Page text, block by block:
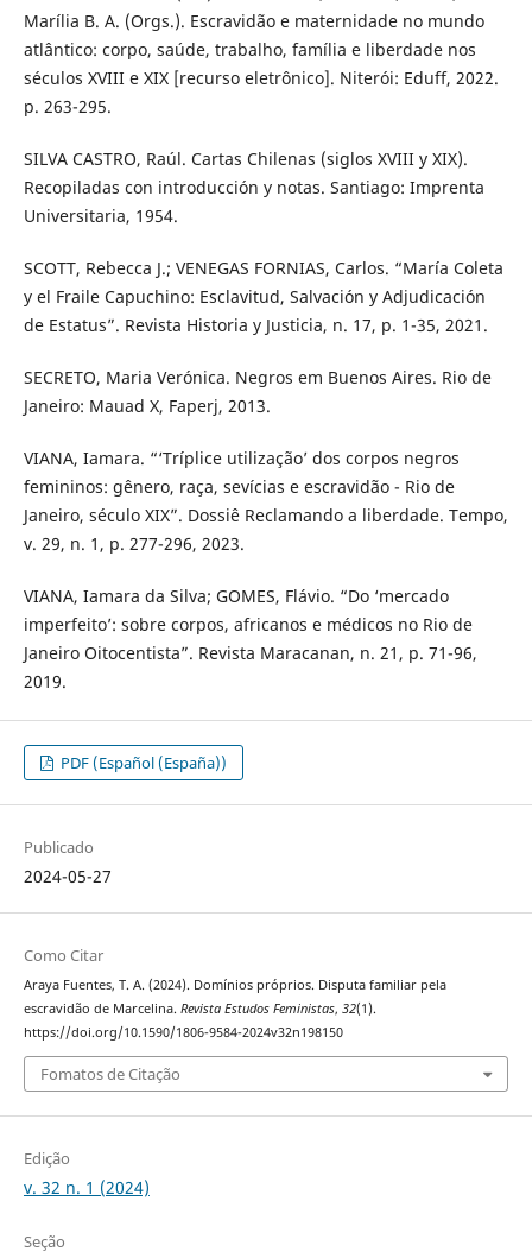
Marília B. A. (Orgs.). Escravidão e maternidade no mundo
atlântico: corpo, saúde, trabalho, família e liberdade nos
séculos XVIII e XIX [recurso eletrônico]. Niterói: Eduff, 2022.
p. 263-295.
SILVA CASTRO, Raúl. Cartas Chilenas (siglos XVIII y XIX).
Recopiladas con introducción y notas. Santiago: Imprenta
Universitaria, 1954.
SCOTT, Rebecca J.; VENEGAS FORNIAS, Carlos. “María Coleta
y el Fraile Capuchino: Esclavitud, Salvación y Adjudicación
de Estatus”. Revista Historia y Justicia, n. 17, p. 1-35, 2021.
SECRETO, Maria Verónica. Negros em Buenos Aires. Rio de
Janeiro: Mauad X, Faperj, 2013.
VIANA, Iamara. “‘Tríplice utilização’ dos corpos negros
femininos: gênero, raça, sevícias e escravidão - Rio de
Janeiro, século XIX”. Dossiê Reclamando a liberdade. Tempo,
v. 29, n. 1, p. 277-296, 2023.
VIANA, Iamara da Silva; GOMES, Flávio. “Do ‘mercado
imperfeito’: sobre corpos, africanos e médicos no Rio de
Janeiro Oitocentista”. Revista Maracanan, n. 21, p. 71-96,
2019.
PDF (Español (España))
Publicado
2024-05-27
Como Citar
Araya Fuentes, T. A. (2024). Domínios próprios. Disputa familiar pela
escravidão de Marcelina. Revista Estudos Feministas, 32(1).
https://doi.org/10.1590/1806-9584-2024v32n198150
Fomatos de Citação
Edição
v. 32 n. 1 (2024)
Seção